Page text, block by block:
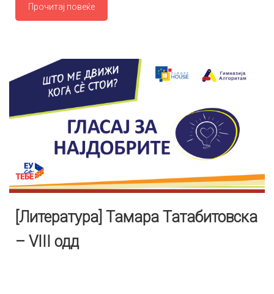
Прочитај повеќе
[Литература] Тамара Татабитовска
– VIII одд